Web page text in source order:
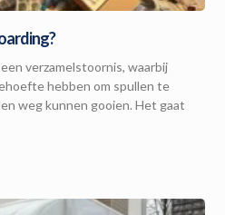
verzamelstoornis, waarbij
hebben om spullen te
weg kunnen gooien. Het gaat